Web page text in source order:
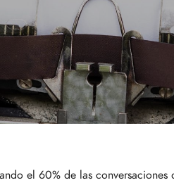
el 60% de las